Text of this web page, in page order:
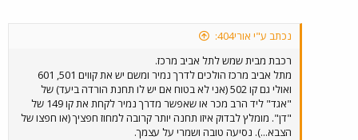
נכתב ע"י אורי404:
רכבת מבית שמש לתל אביב מרכז.
מתל אביב מרכז הולכים לדרך נמיר ומשם יש את קווים 501, 601
ואולי גם קו 502 (אני לא בטוח אם יש לו תחנת הורדה ביעד) של
"אגד" ליד הרב מכר או שאפשר מדרך נמיר לקחת את קו 149 של
"דן". מומלץ לבדוק איזו תחנה יותר קרובה למחוז חפציך (או חפצו של
הצבא...). נסיעה טובה ושמרי על עצמך.